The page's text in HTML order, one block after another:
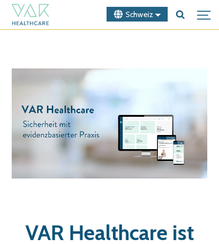
Schweiz
VAR Healthcare ist